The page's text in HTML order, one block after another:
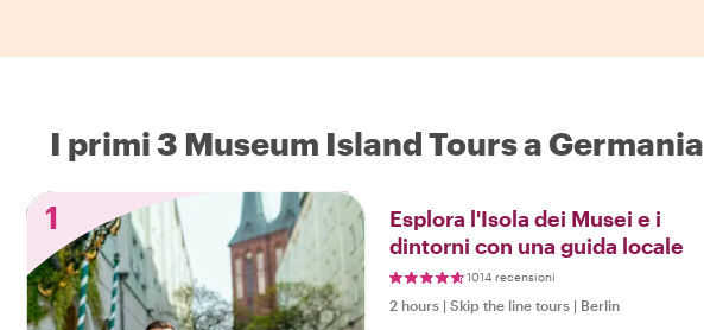
I primi 3 Museum Island Tours a Germania
1
Esplora l'Isola dei Musei e i
dintorni con una guida locale
1014 recensioni
2 hours | Skip the line tours | Berlin